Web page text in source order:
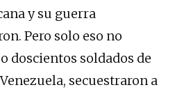
y su guerra
Pero solo eso no
doscientos soldados de
secuestraron a